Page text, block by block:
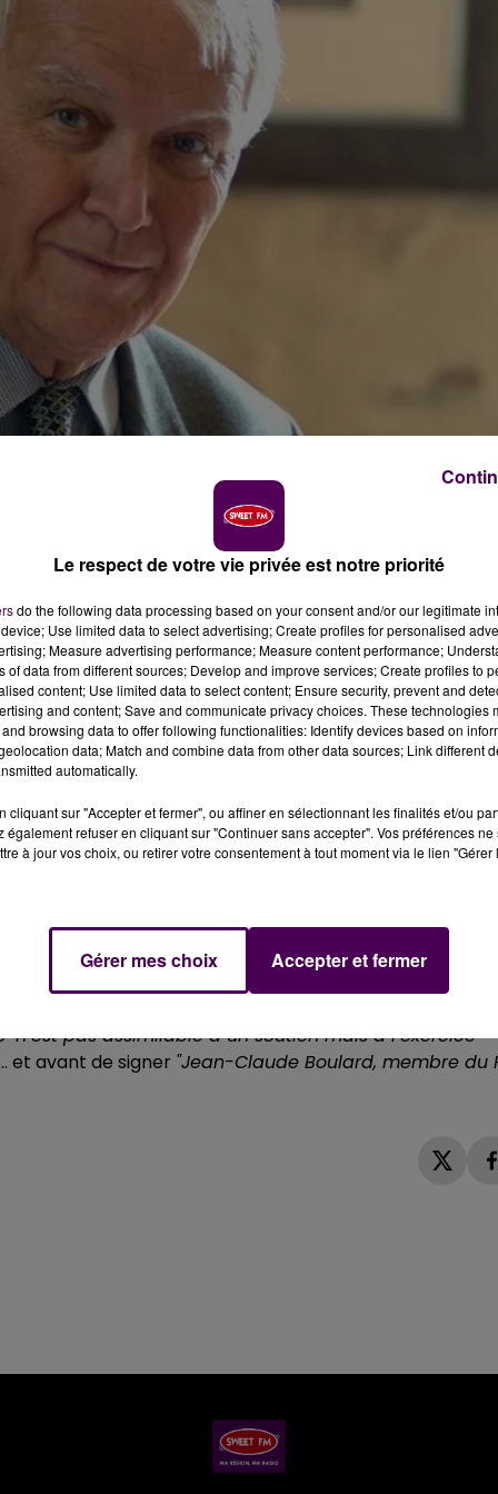
2 mars dernier, date à laquelle l'élu du Mans s'est vu
en raison du soutien et du parrainage
pas à Benoît Hamon, comme l'exigent les règles
du Parti Socialiste sont limpides : "Tu comprendras
Hamon, élu lors de la primaire, ne peut être
Tu comprendras qu’il ne te sera plus
Christophe Cambadélis à l’attention de Jean-
copie a été adressée aux rédactions par la mairie du
depuis près d’un demi-siècle, a tenu à
un du PS :
et du gouvernement serait la nouvelle ligne du
"n’est pas assimilable à un soutien mais à l’exercice
et avant de signer "Jean-Claude Boulard, membre du
Le respect de votre vie privée est notre priorité
do the following data processing based on your consent and/or our legitimate
Use limited data to select advertising; Create profiles for personalised
Measure advertising performance; Measure content performance;
of data from different sources; Develop and improve services; Create profiles to
content; Use limited data to select content; Ensure security, prevent and
and content; Save and communicate privacy choices. These technologies
browsing data to offer following functionalities: Identify devices based on
data; Match and combine data from other data sources; Link different
automatically.
cliquant sur "Accepter et fermer", ou affiner en sélectionnant les finalités et/ou
également refuser en cliquant sur "Continuer sans accepter". Vos préférences
à jour vos choix, ou retirer votre consentement à tout moment via le lien
Gérer mes choix Accepter et fermer